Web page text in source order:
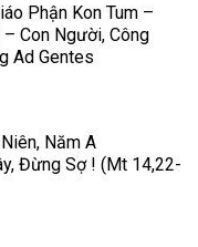
Phận Kon Tum –
Con Người, Công
Ad Gentes
Năm A
Đừng Sợ ! (Mt 14,22-